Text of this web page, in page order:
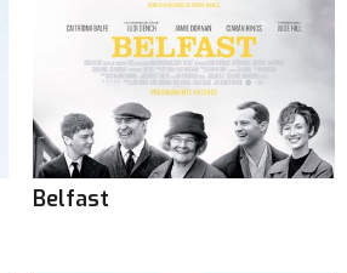
Belfast